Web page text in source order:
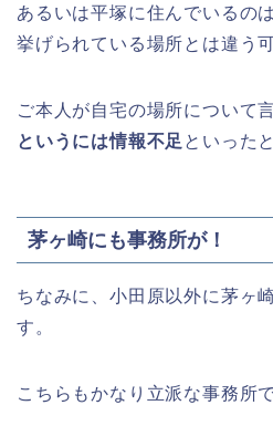
あるいは平塚に住んでいるの
挙げられている場所とは違う
ご本人が自宅の場所について
というには情報不足 といった
茅ヶ崎にも事務所が！
ちなみに、小田原以外に茅ヶ
す。
こちらもかなり立派な事務所